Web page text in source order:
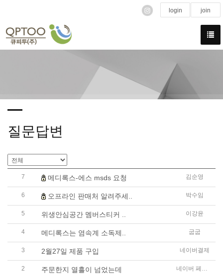
login join
질문답변
7 메디록스-에스 msds 요청 김순영
6 오프라인 판매처 알려주세.. 박수임
5 위생안심공간 멤버스티커 .. 이강윤
4 메디록스는 염속계 소독제.. 굽굽
3 2월27일 제품 구입 네이버결제
2 주문한지 열흘이 넘었는데 네이버 페이 결제